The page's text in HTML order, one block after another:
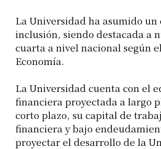
La Universidad ha asumido
inclusión, siendo destacada a
cuarta a nivel nacional según
Economía.
La Universidad cuenta con el
financiera proyectada a largo
corto plazo, su capital de
financiera y bajo
proyectar el desarrollo de la